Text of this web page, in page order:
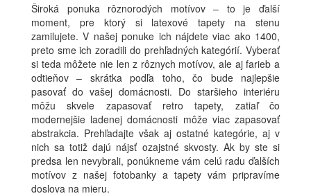
Široká ponuka rôznorodých motívov – to je ďalší
moment, pre ktorý si latexové tapety na stenu
zamilujete. V našej ponuke ich nájdete viac ako 1400,
preto sme ich zoradili do prehľadných kategórií. Vyberať
si teda môžete nie len z rôznych motívov, ale aj farieb a
odtieňov – skrátka podľa toho, čo bude najlepšie
pasovať do vašej domácnosti. Do staršieho interiéru
môžu skvele zapasovať retro tapety, zatiaľ čo
modernejšie ladenej domácnosti môže viac zapasovať
abstrakcia. Prehľadajte však aj ostatné kategórie, aj v
nich sa totiž dajú nájsť ozajstné skvosty. Ak by ste si
predsa len nevybrali, ponúkneme vám celú radu ďalších
motívov z našej fotobanky a tapety vám pripravíme
doslova na mieru.